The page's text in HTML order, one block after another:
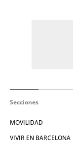
Secciones
MOVILIDAD
VIVIR EN BARCELONA